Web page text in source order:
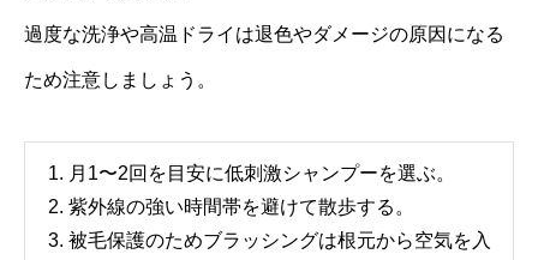
過度な洗浄や高温ドライは退色やダメージの原因になる
ため注意しましょう。
月1〜2回を目安に低刺激シャンプーを選ぶ。
紫外線の強い時間帯を避けて散歩する。
被毛保護のためブラッシングは根元から空気を入